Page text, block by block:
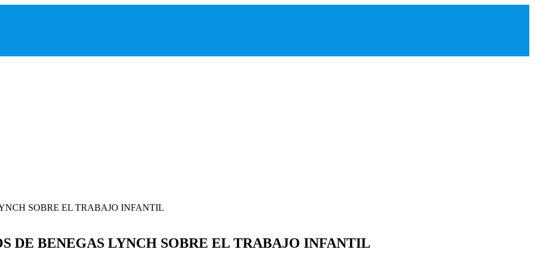
DE BENEGAS LYNCH SOBRE EL TRABAJO INFANTIL